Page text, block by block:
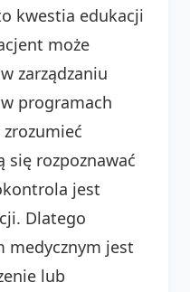
kwestia edukacji
może
zarządzaniu
programach
się rozpoznawać
jest
Dlatego
medycznym jest
lub